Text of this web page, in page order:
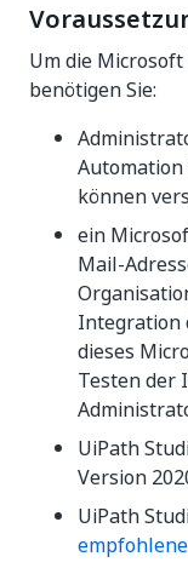
Um die
benötigen Sie:
Automation
können
ein
Mail-
Integration
dieses
Testen der
UiPath
Version
UiPath